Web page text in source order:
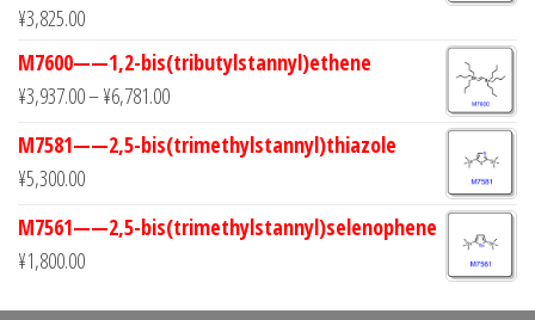
¥3,825.00
M7600——1,2-bis(tributylstannyl)ethene
¥3,937.00–¥6,781.00
M7581——2,5-bis(trimethylstannyl)thiazole
¥5,300.00
M7561——2,5-bis(trimethylstannyl)selenophene
¥1,800.00